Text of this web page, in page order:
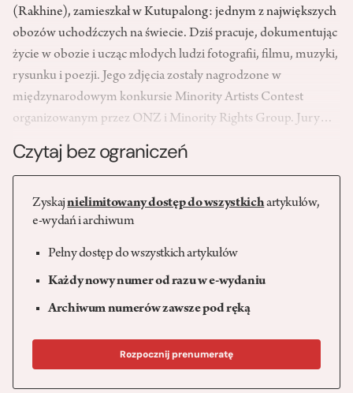
(Rakhine), zamieszkał w Kutupalong: jednym z największych
obozów uchodźczych na świecie. Dziś pracuje, dokumentując
życie w obozie i ucząc młodych ludzi fotografii, filmu, muzyki,
rysunku i poezji. Jego zdjęcia zostały nagrodzone w
międzynarodowym konkursie Minority Artists Contest
organizowanym przez ONZ i Minority Rights Group. Jury…
Czytaj bez ograniczeń
Zyskajnielimitowany dostęp do wszystkichartykułów,
e-wydań i archiwum
Pełny dostęp do wszystkich artykułów
Każdy nowy numer od razu w e-wydaniu
Archiwum numerów zawsze pod ręką
Rozpocznij prenumeratę